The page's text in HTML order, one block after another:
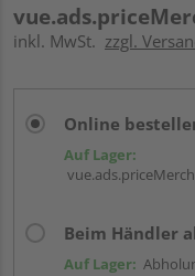
inkl. MwSt. zzgl.
Online
Auf Lager:
Beim Händler
Auf Lager: